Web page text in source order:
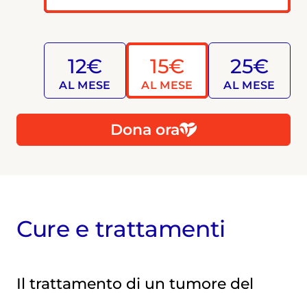
12€
AL MESE
15€
AL MESE
25€
AL MESE
Dona ora
Cure e trattamenti
Il trattamento di un tumore del